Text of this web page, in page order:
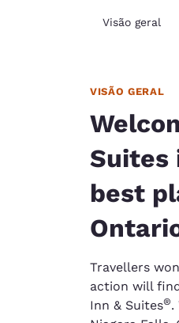
Visão geral
VISÃO GERAL
Suites
best
Travellers
action will
Inn & Suites®.